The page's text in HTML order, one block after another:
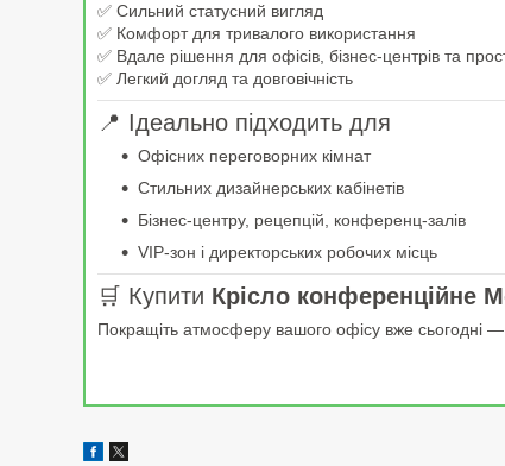
✅ Сильний статусний вигляд
✅ Комфорт для тривалого використання
✅ Вдале рішення для офісів, бізнес-центрів та
✅ Легкий догляд та довговічність
📍 Ідеально підходить для
Офісних переговорних кімнат
Стильних дизайнерських кабінетів
Бізнес-центру, рецепцій, конференц-залів
VIP-зон і директорських робочих місць
🛒 Купити Крісло конференційне
Покращіть атмосферу вашого офісу вже сьогодні